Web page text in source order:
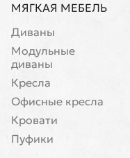
МЯГКАЯ МЕБЕЛЬ
Диваны
Модульные
диваны
Кресла
Офисные кресла
Кровати
Пуфики